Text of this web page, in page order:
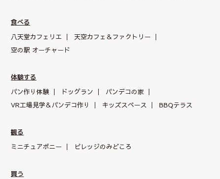
食べる
八天堂カフェリエ
天空カフェ＆ファクトリー
空の駅 オーチャード
体験する
パン作り体験
ドッグラン
パンデコの家
VR工場見学＆パンデコ作り
キッズスペース BBQテラス
観る
ミニチュアポニー
ビレッジのみどころ
買う